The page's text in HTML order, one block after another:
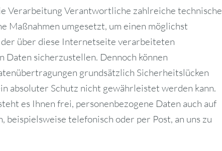
Verarbeitung Verantwortliche zahlreiche technische
Maßnahmen umgesetzt, um einen möglichst
der über diese Internetseite verarbeiteten
Daten sicherzustellen. Dennoch können
grundsätzlich Sicherheitslücken
absoluter Schutz nicht gewährleistet werden kann.
es Ihnen frei, personenbezogene Daten auch auf
beispielsweise telefonisch oder per Post, an uns zu